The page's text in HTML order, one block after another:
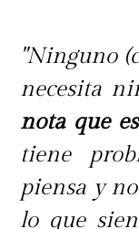
"Ninguno
necesita
nota que
tiene
piensa y
lo que